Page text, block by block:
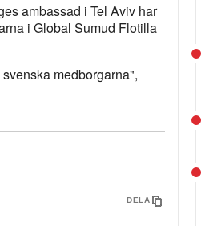
ambassad i Tel Aviv har
i Global Sumud Flotilla
medborgarna",
DELA